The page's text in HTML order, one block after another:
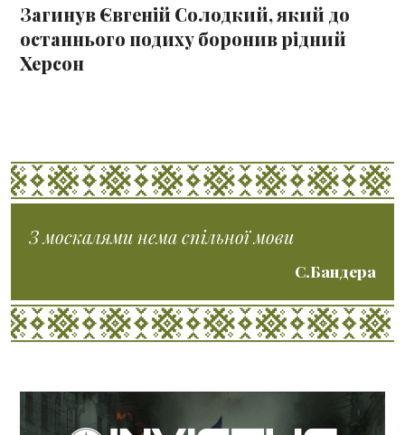
Загинув Євгеній Солодкий, який до
останнього подиху боронив рідний
Херсон
З москалями нема спільної мови
С.Бандера